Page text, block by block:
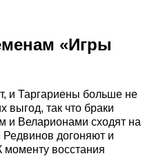
«Игры
и Таргариены больше не
выгод, так что браки
и Веларионами сходят на
догоняют и
моменту восстания